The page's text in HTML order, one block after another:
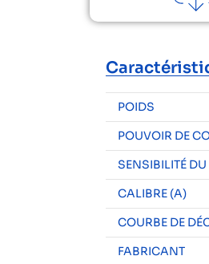
POIDS
POUVOIR DE
SENSIBILITÉ
CALIBRE (A)
COURBE DE
FABRICANT